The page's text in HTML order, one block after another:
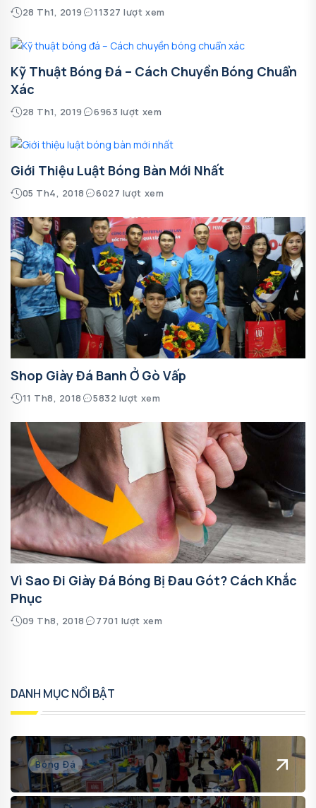
28 Th1, 2019 11327 lượt xem
Kỹ Thuật Bóng Đá – Cách Chuyền Bóng Chuẩn
Xác
28 Th1, 2019 6963 lượt xem
Giới Thiệu Luật Bóng Bàn Mới Nhất
05 Th4, 2018 6027 lượt xem
Shop Giày Đá Banh Ở Gò Vấp
11 Th8, 2018 5832 lượt xem
Vì Sao Đi Giày Đá Bóng Bị Đau Gót? Cách Khắc
Phục
09 Th8, 2018 7701 lượt xem
DANH MỤC NỔI BẬT
Bóng Đá